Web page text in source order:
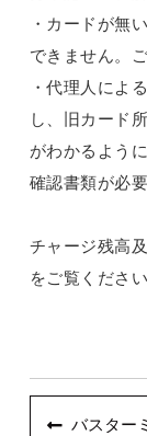
・カードが無
できません。
・代理人によ
し、旧カード
がわかるよう
確認書類が必要
チャージ残高
をご覧ください
バスター